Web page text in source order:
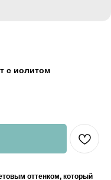
с иолитом
оттенком, который